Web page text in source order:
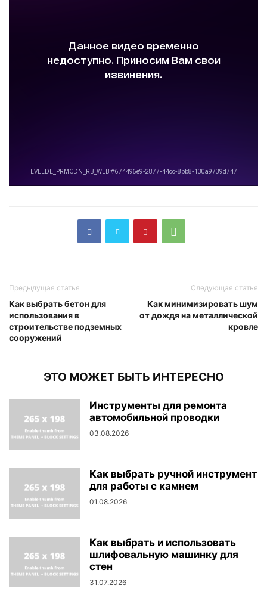
Предыдущая статья
Как выбрать бетон для
использования в
строительстве подземных
сооружений
Следующая статья
Как минимизировать шум
от дождя на металлической
кровле
ЭТО МОЖЕТ БЫТЬ ИНТЕРЕСНО
Инструменты для ремонта
автомобильной проводки
03.08.2026
Как выбрать ручной инструмент
для работы с камнем
01.08.2026
Как выбрать и использовать
шлифовальную машинку для
стен
31.07.2026